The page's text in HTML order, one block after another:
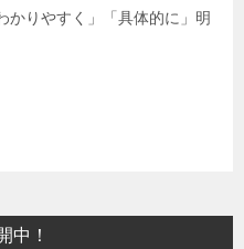
かりやすく」「具体的に」明
中！